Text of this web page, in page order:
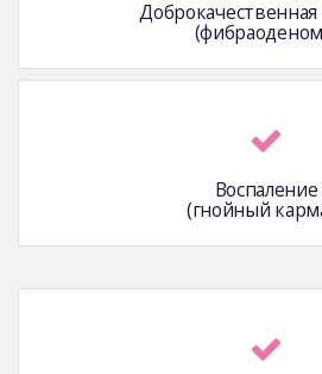
Доброкачественная
Воспаление
(гнойный